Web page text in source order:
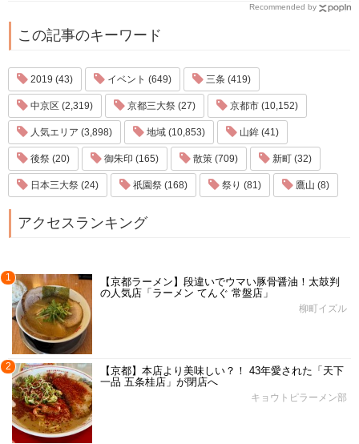
Recommended by
この記事のキーワード
2019 (43) イベント (649) 三条 (419)
中京区 (2,319) 京都三大祭 (27) 京都市 (10,152)
人気エリア (3,898) 地域 (10,853) 山鉾 (41)
後祭 (20) 御朱印 (165) 散策 (709) 新町 (32)
日本三大祭 (24) 祇園祭 (168) 祭り (81) 鷹山 (8)
アクセスランキング
1
【京都ラーメン】段違いでウマい豚骨醤油！太鼓判
の人気店「ラーメン てんぐ 常盤店」
柳町イズル
2
【京都】本店より美味しい？！ 43年愛された「天下
一品 五条桂店」が閉店へ
キョウトピラーメン部